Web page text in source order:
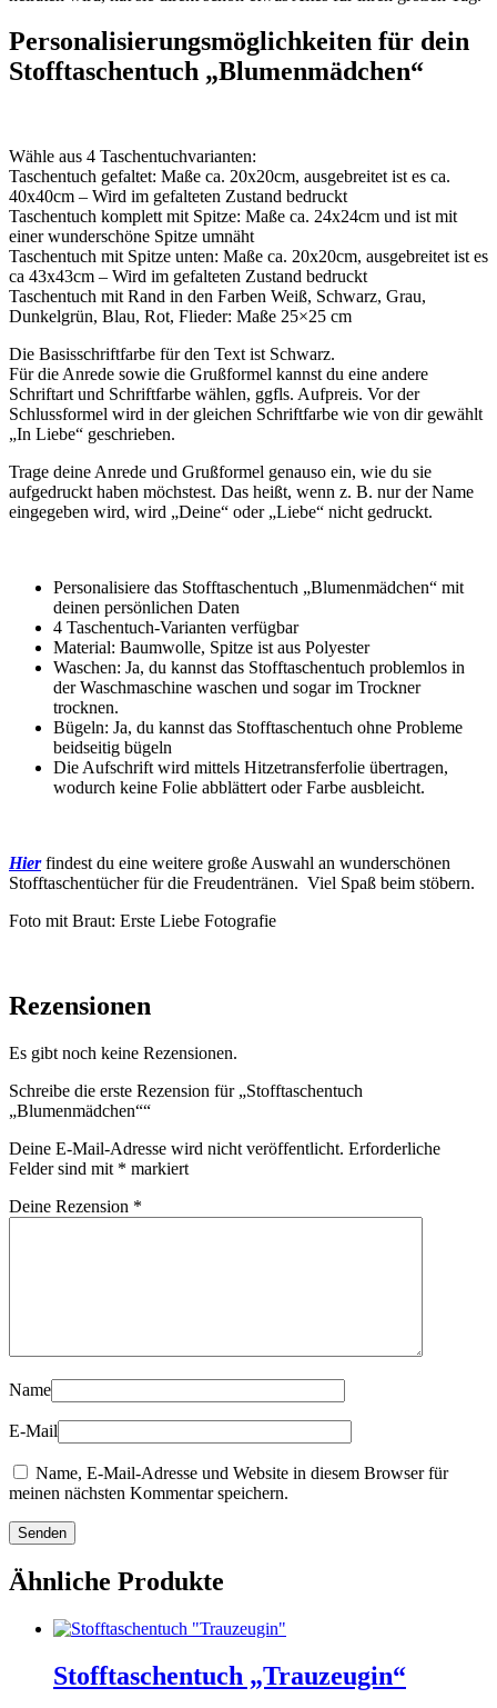
Personalisierungsmöglichkeiten für dein
Stofftaschentuch „Blumenmädchen“
Wähle aus 4 Taschentuchvarianten:
Taschentuch gefaltet: Maße ca. 20x20cm, ausgebreitet ist es ca.
40x40cm – Wird im gefalteten Zustand bedruckt
Taschentuch komplett mit Spitze: Maße ca. 24x24cm und ist mit
einer wunderschöne Spitze umnäht
Taschentuch mit Spitze unten: Maße ca. 20x20cm, ausgebreitet ist es
ca 43x43cm – Wird im gefalteten Zustand bedruckt
Taschentuch mit Rand in den Farben Weiß, Schwarz, Grau,
Dunkelgrün, Blau, Rot, Flieder: Maße 25×25 cm
Die Basisschriftfarbe für den Text ist Schwarz.
Für die Anrede sowie die Grußformel kannst du eine andere
Schriftart und Schriftfarbe wählen, ggfls. Aufpreis. Vor der
Schlussformel wird in der gleichen Schriftfarbe wie von dir gewählt
„In Liebe“ geschrieben.
Trage deine Anrede und Grußformel genauso ein, wie du sie
aufgedruckt haben möchstest. Das heißt, wenn z. B. nur der Name
eingegeben wird, wird „Deine“ oder „Liebe“ nicht gedruckt.
Personalisiere das Stofftaschentuch „Blumenmädchen“ mit
deinen persönlichen Daten
4 Taschentuch-Varianten verfügbar
Material: Baumwolle, Spitze ist aus Polyester
Waschen: Ja, du kannst das Stofftaschentuch problemlos in
der Waschmaschine waschen und sogar im Trockner
trocknen.
Bügeln: Ja, du kannst das Stofftaschentuch ohne Probleme
beidseitig bügeln
Die Aufschrift wird mittels Hitzetransferfolie übertragen,
wodurch keine Folie abblättert oder Farbe ausbleicht.
Hierfindest du eine weitere große Auswahl an wunderschönen
Stofftaschentücher für die Freudentränen. Viel Spaß beim stöbern.
Foto mit Braut: Erste Liebe Fotografie
Rezensionen
Es gibt noch keine Rezensionen.
Schreibe die erste Rezension für „Stofftaschentuch
„Blumenmädchen““
Deine E-Mail-Adresse wird nicht veröffentlicht. Erforderliche
Felder sind mit * markiert
Deine Rezension *
Name
E-Mail
Name, E-Mail-Adresse und Website in diesem Browser für
meinen nächsten Kommentar speichern.
Ähnliche Produkte
Stofftaschentuch „Trauzeugin“